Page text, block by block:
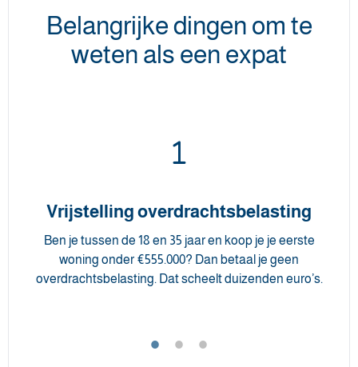
Belangrijke dingen om te
weten als een expat
Vrijstelling overdrachtsbelasting
Ben je tussen de 18 en 35 jaar en koop je je eerste
woning onder €555.000? Dan betaal je geen
overdrachtsbelasting. Dat scheelt duizenden euro’s.